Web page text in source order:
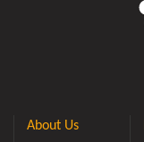
About Us